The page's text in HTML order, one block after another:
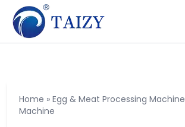
Home » Egg & Meat Processing Machine
Machine